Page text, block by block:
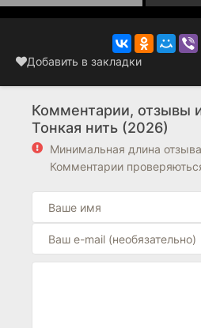
Добавить в закладки
Комментарии, отзывы
Тонкая нить (2026)
Минимальная длина
Комментарии